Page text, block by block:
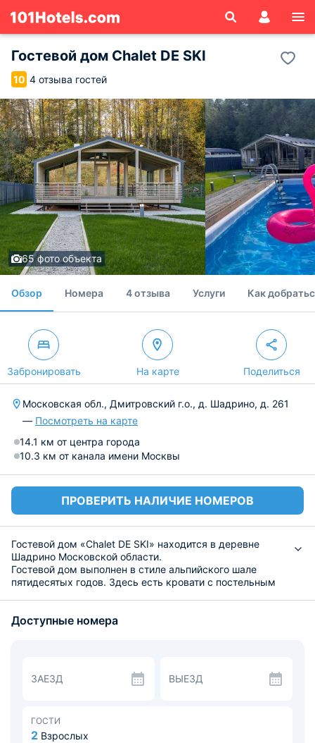
Гостевой дом Chalet DE SKI
10 4 отзыва гостей
65 фото объекта
Обзор Номера 4 отзыва Услуги Как
Забронировать На карте Поделиться
Московская обл., Дмитровский г.о., д. Шадрино, д. 261
— Посмотреть на карте
14.1 км от центра города
10.3 км от канала имени Москвы
ПРОВЕРИТЬ НАЛИЧИЕ НОМЕРОВ
Гостевой дом «Chalet DE SKI» находится в деревне
Шадрино Московской области.
Гостевой дом выполнен в стиле альпийского шале
пятидесятых годов. Здесь есть кровати с постельным
Установлена сплит-система, а кроме нее очиститель и
Кухня укомплектована всей необходимой бытовой
техникой и посудой, которая облегчит кулинарные
Вокруг находится прекрасный лес, поэтому
обязательно прогуляйтесь по окрестностям. Во время
Доступные номера
ЗАЕЗД ВЫЕЗД
ГОСТИ
2 Взрослых